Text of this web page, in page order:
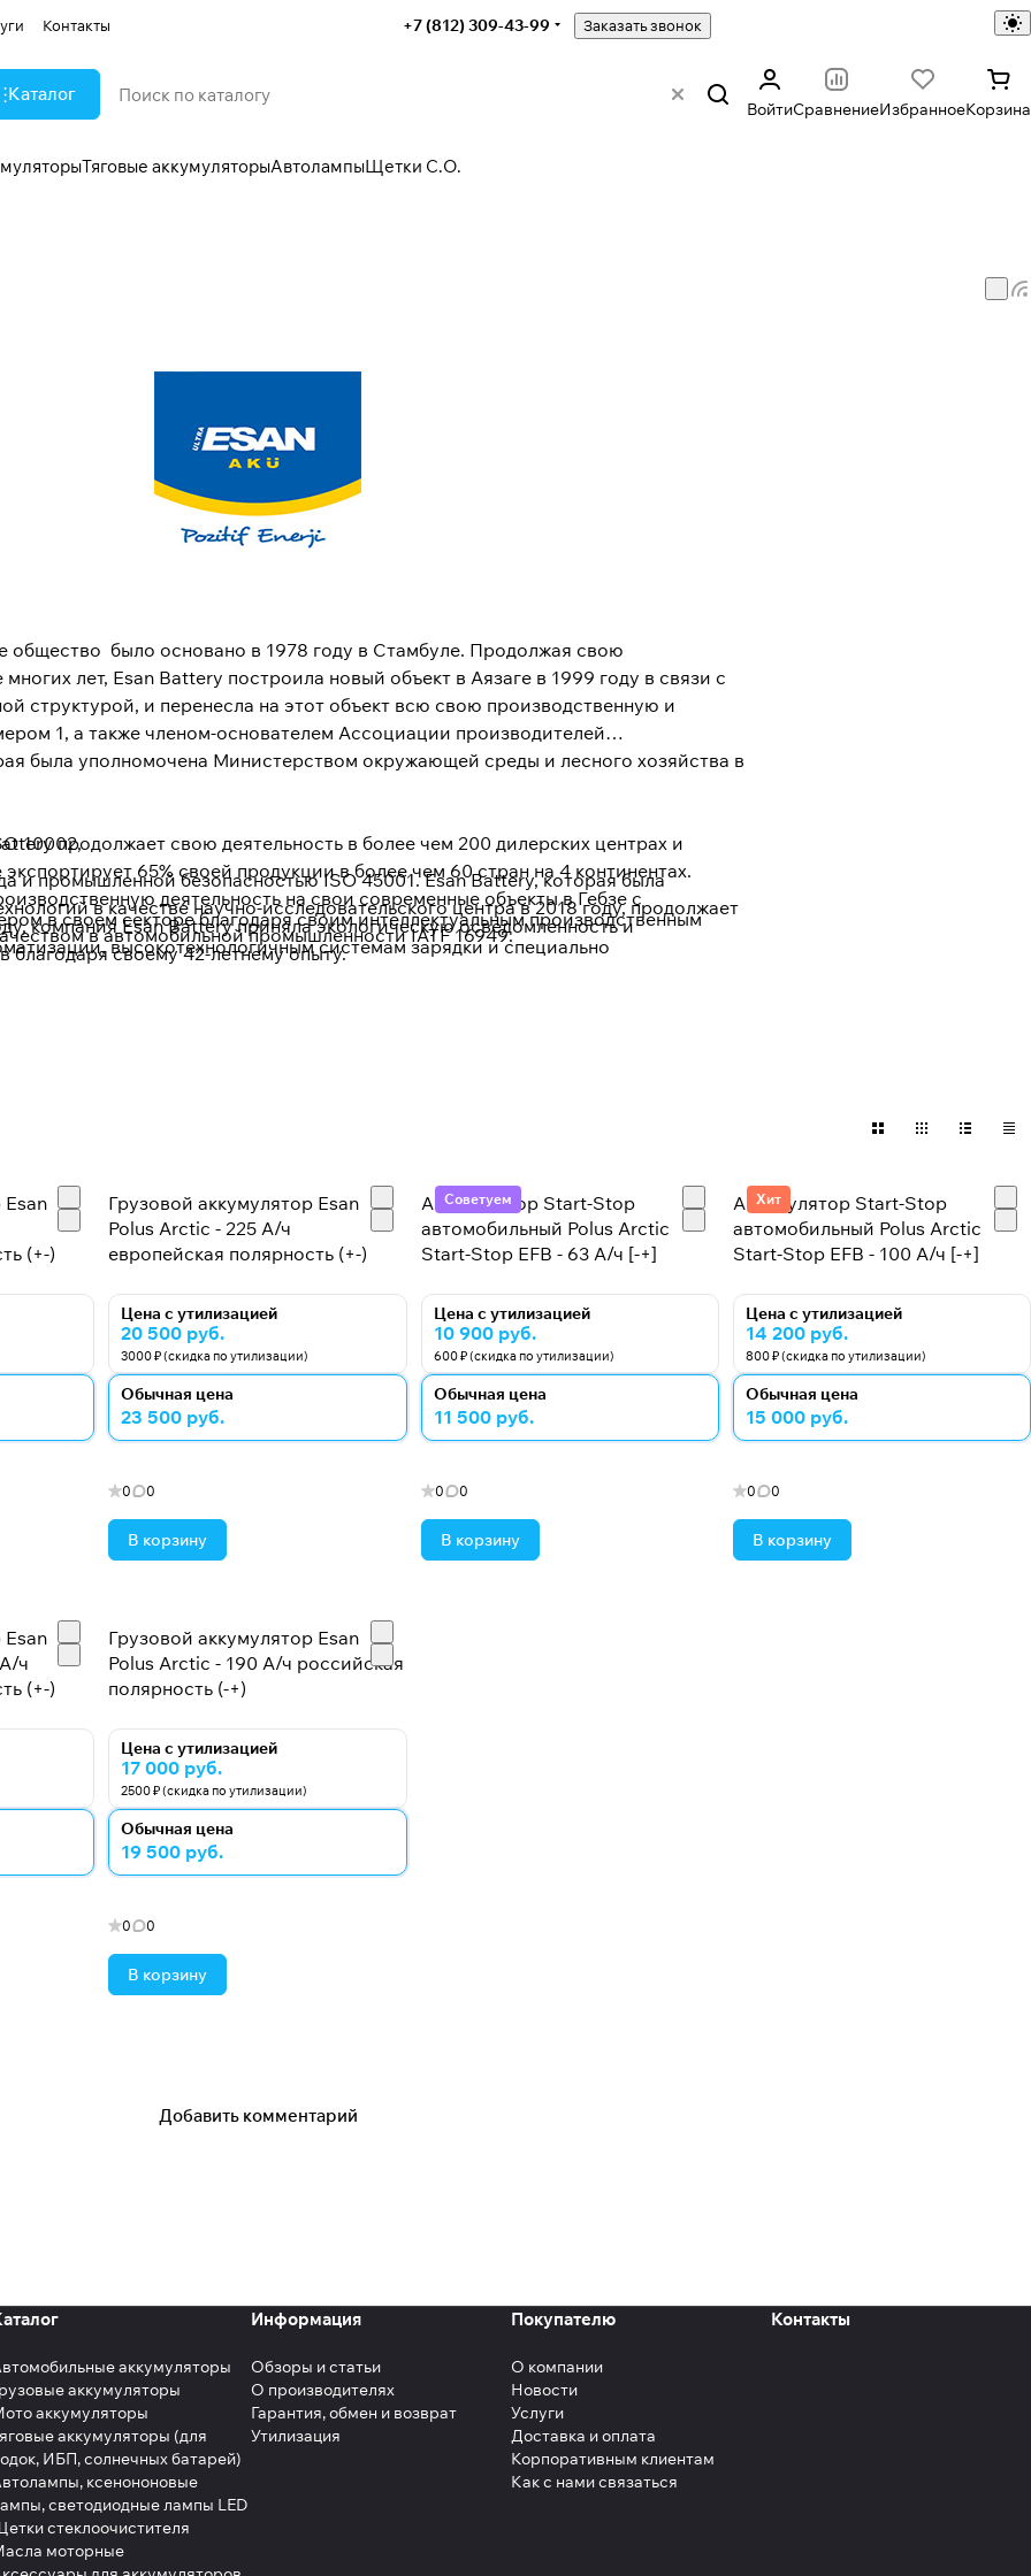
Контакты +7 (812) 309-43-99 Заказать звонок
Каталог
ВойтиСравнениеИзбранноеКорзина
Тяговые аккумуляторыАвтолампыЩетки С.О.
общество было основано в 1978 году в Стамбуле. Продолжая свою
лет, Esan Battery построила новый объект в Аязаге в 1999 году в связи с
структурой, и перенесла на этот объект всю свою производственную и
1, а также членом-основателем Ассоциации производителей
была уполномочена Министерством окружающей среды и лесного хозяйства в
продолжает свою деятельность в более чем 200 дилерских центрах и
65% своей продукции в более чем 60 стран на 4 континентах.
деятельность на свои современные объекты в Гебзе с
компания Esan Battery приняла экологическую осведомленность и
благодаря своему 42-летнему опыту.
10002,
и промышленной безопасностью ISO 45001. Esan Battery, которая была
в качестве научно-исследовательского центра в 2018 году, продолжает
в автомобильной промышленности IATF 16949.
в своем секторе благодаря своим интеллектуальным производственным
высокотехнологичным системам зарядки и специально
Esan Battery и в будущем продолжит свою новаторскую роль в этом
рабочей силе.
Esan
(+-)
Грузовой аккумулятор Esan
Polus Arctic - 225 А/ч
европейская полярность (+-)
Цена с утилизацией
20 500 руб.
3000 ₽ (скидка по утилизации)
Обычная цена
23 500 руб.
0 0
В корзину
Советуем
Аккумулятор Start-Stop
автомобильный Polus Arctic
Start-Stop EFB - 63 А/ч [-+]
Цена с утилизацией
10 900 руб.
600 ₽ (скидка по утилизации)
Обычная цена
11 500 руб.
0 0
В корзину
Хит
Аккумулятор Start-Stop
автомобильный Polus Arctic
Start-Stop EFB - 100 А/ч [-+]
Цена с утилизацией
14 200 руб.
800 ₽ (скидка по утилизации)
Обычная цена
15 000 руб.
0 0
В корзину
Esan
ч
(+-)
Грузовой аккумулятор Esan
Polus Arctic - 190 А/ч российская
полярность (-+)
Цена с утилизацией
17 000 руб.
2500 ₽ (скидка по утилизации)
Обычная цена
19 500 руб.
0 0
В корзину
Добавить комментарий
аккумуляторы
аккумуляторы
аккумуляторы
аккумуляторы (для
ИБП, солнечных батарей)
ксенононовые
светодиодные лампы LED
стеклоочистителя
моторные
Информация
Обзоры и статьи
О производителях
Гарантия, обмен и возврат
Утилизация
Покупателю
О компании
Новости
Услуги
Доставка и оплата
Корпоративным клиентам
Как с нами связаться
Контакты